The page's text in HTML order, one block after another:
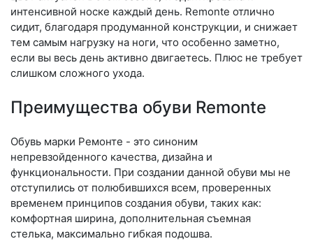
интенсивной носке каждый день. Re­mon­te отлично
сидит, благодаря продуманной конструкции, и снижает
тем самым нагрузку на ноги, что особенно заметно,
если вы весь день активно двигаетесь. Плюс не требует
слишком сложного ухода.
Преимущества обуви Remonte
Обувь марки Ремонте - это синоним
непревзойденного качества, дизайна и
функциональности. При создании данной обуви мы не
отступились от полюбившихся всем, проверенных
временем принципов создания обуви, таких как:
комфортная ширина, дополнительная съемная
стелька, максимально гибкая подошва.